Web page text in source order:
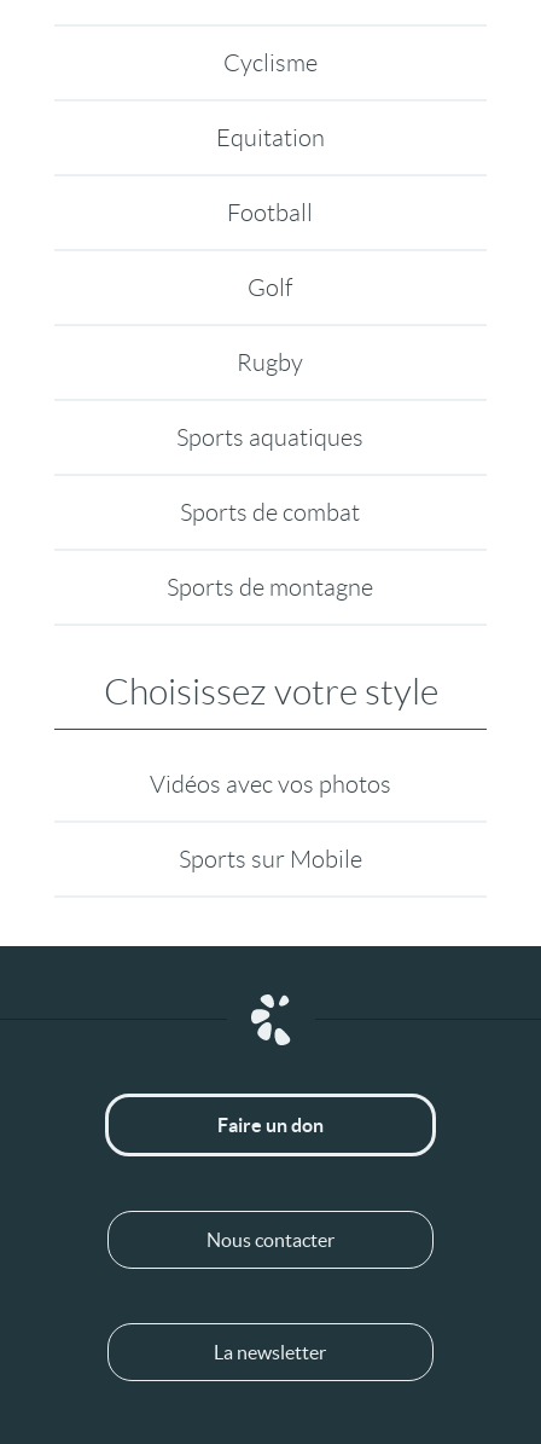
Cyclisme
Equitation
Football
Golf
Rugby
Sports aquatiques
Sports de combat
Sports de montagne
Choisissez votre style
Vidéos avec vos photos
Sports sur Mobile
Faire un don
Nous contacter
La newsletter